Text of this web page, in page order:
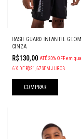
RASH GUARD INFANTIL
CINZA
R$130,00 ATÉ 20% OFFem
6X DE R$21,67SEM JUROS
COMPRAR